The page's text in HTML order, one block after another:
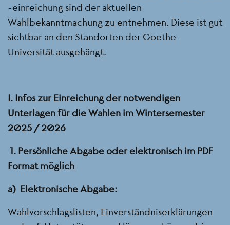
-einreichung sind der aktuellen
Wahlbekanntmachung zu entnehmen. Diese ist gut
sichtbar an den Standorten der Goethe-
Universität ausgehängt.
I. Infos zur Einreichung der notwendigen
Unterlagen für die Wahlen im Wintersemester
2025 / 2026
1. Persönliche Abgabe oder elektronisch im PDF
Format möglich
a) Elektronische Abgabe:
Wahlvorschlagslisten, Einverständniserklärungen